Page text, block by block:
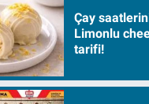
Çay
Limonlu
tarifi!